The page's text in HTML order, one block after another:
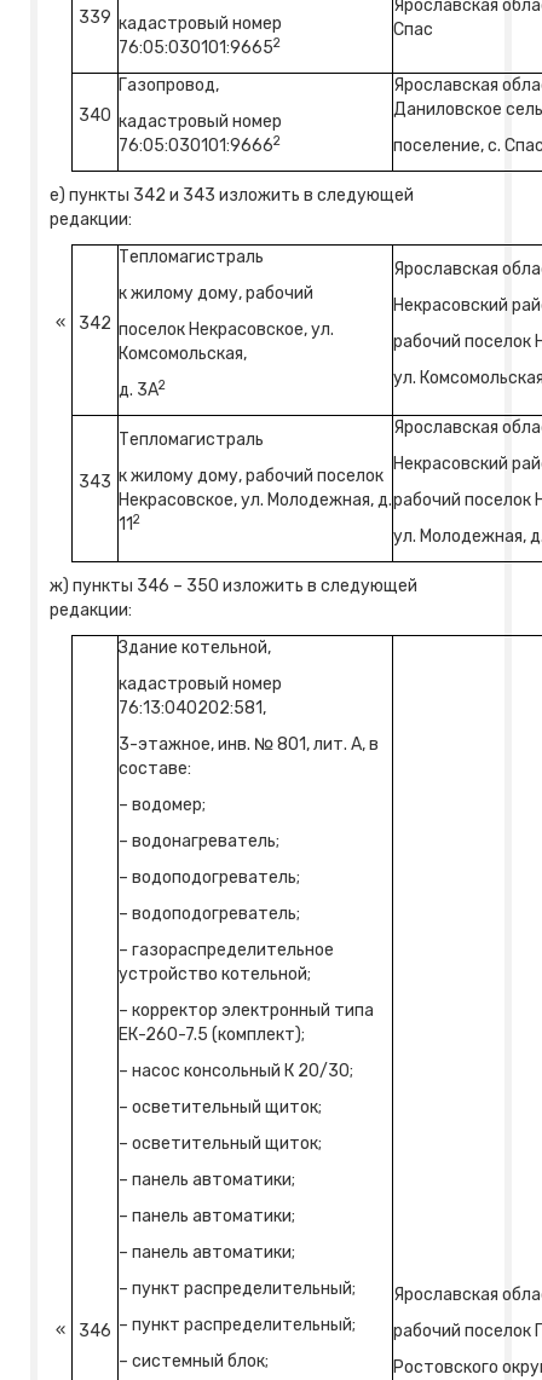
339 кадастровый номер
76:05:030101:96652
Ярославская
Спас
340
Газопровод,
кадастровый номер
76:05:030101:96662
Ярославская
Даниловское
поселение, с.
е) пункты 342 и 343 изложить в следующей
редакции:
« 342
Тепломагистраль
к жилому дому, рабочий
поселок Некрасовское, ул.
Комсомольская,
д. 3А2
Ярославская
Некрасовский
рабочий поселок
ул.
343
Тепломагистраль
к жилому дому, рабочий поселок
Некрасовское, ул. Молодежная, д.
112
Ярославская
Некрасовский
рабочий поселок
ул. Молодежная,
ж) пункты 346 – 350 изложить в следующей
редакции:
« 346
Здание котельной,
кадастровый номер
76:13:040202:581,
3-этажное, инв. № 801, лит. А, в
составе:
– водомер;
– водонагреватель;
– водоподогреватель;
– водоподогреватель;
– газораспределительное
устройство котельной;
– корректор электронный типа
ЕК-260-7.5 (комплект);
– насос консольный К 20/30;
– осветительный щиток;
– осветительный щиток;
– панель автоматики;
– панель автоматики;
– панель автоматики;
– пункт распределительный;
– пункт распределительный;
– системный блок;
Ярославская
рабочий поселок
Ростовского